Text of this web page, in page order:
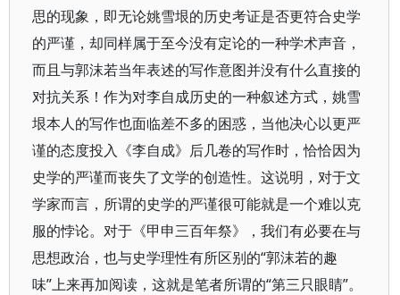
思的现象，即无论姚雪垠的历史考证是否更符合史学
的严谨，却同样属于至今没有定论的一种学术声音，
而且与郭沫若当年表述的写作意图并没有什么直接的
对抗关系！作为对李自成历史的一种叙述方式，姚雪
垠本人的写作也面临差不多的困惑，当他决心以更严
谨的态度投入《李自成》后几卷的写作时，恰恰因为
史学的严谨而丧失了文学的创造性。这说明，对于文
学家而言，所谓的史学的严谨很可能就是一个难以克
服的悖论。对于《甲申三百年祭》，我们有必要在与
思想政治，也与史学理性有所区别的“郭沫若的趣
味”上来再加阅读，这就是笔者所谓的“第三只眼睛”。